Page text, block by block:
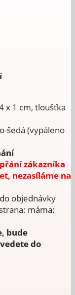
x 1 cm, tloušťka
šedá (vypáleno
zákazníka
nezasíláme na
objednávky
máma:
bude
do